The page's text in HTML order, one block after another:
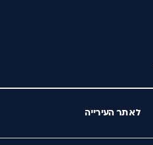
לאתר העירייה